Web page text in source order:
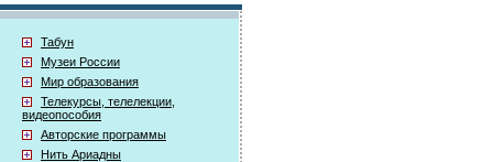
Табун
Музеи России
Мир образования
Телекурсы, телелекции,
видеопособия
Авторские программы
Нить Ариадны